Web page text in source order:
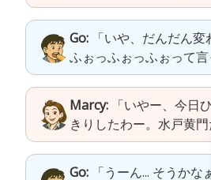
Go: 「いや、だんだん変
ふぉっふぉっふぉって言
Marcy: 「いやー、今日
きりしたわー。水戸黄門
Go: 「うーん... そうかな